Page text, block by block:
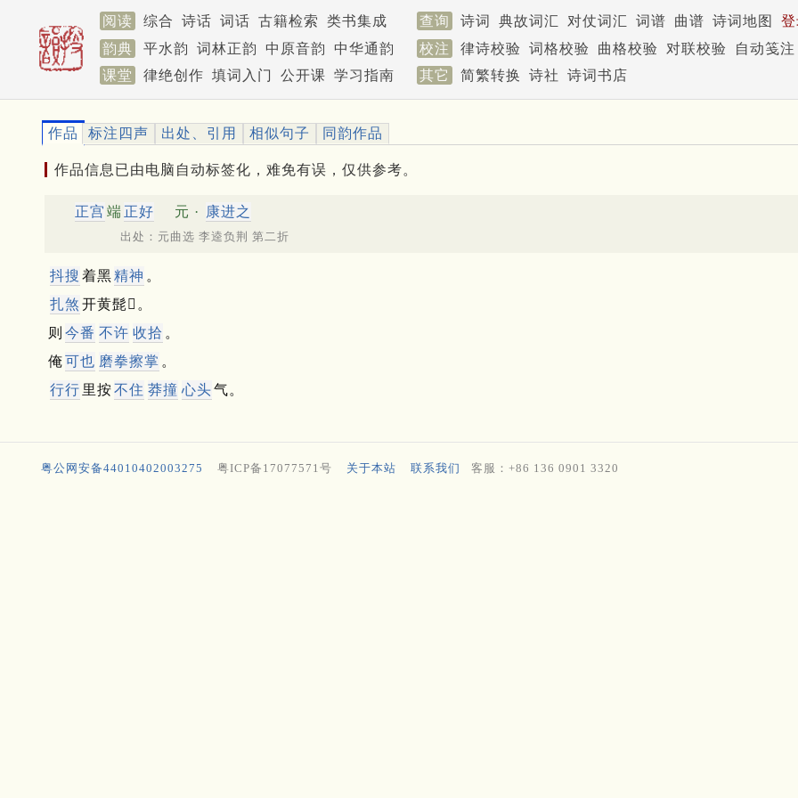
阅读 综合 诗话 词话 古籍检索 类书集成 查询 诗词 典故词汇 对仗词汇 词谱 曲谱 诗词地图
韵典
平水韵 词林正韵 中原音韵 中华通韵 校注 律诗校验 词格校验 曲格校验 对联校验
自动笺注
课堂
律绝创作 填词入门 公开课 学习指南 其它 简繁转换 诗社 诗词书店
作品 标注四声 出处、引用 相似句子 同韵作品
作品信息已由电脑自动标签化，难免有误，仅供参考。
正宫 端 正好 元 · 康进之
出处：元曲选 李逵负荆 第二折
抖搜 着黑精神 。
扎煞 开黄髭𩫸。
则 今番 不许 收拾 。
俺可也 磨拳擦掌 。
行行 里按不住 莽撞 心头气。
粤公网安备44010402003275 粤ICP备17077571号 关于本站 联系我们 客服：+86 136 0901 3320